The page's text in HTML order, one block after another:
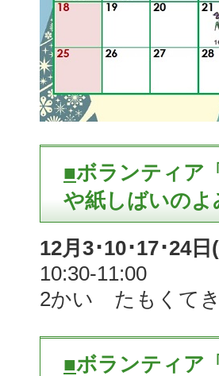
■ボランティア
や紙しばいのよ
12月3･10･17･24
10:30-11:00
2かい たもくて
■ボランティア